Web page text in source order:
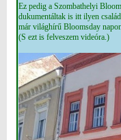
Ez pedig a Szombathelyi
dukumentáltak is itt ilyen
már világhírű Bloomsday
(S ezt is felveszem videóra.)